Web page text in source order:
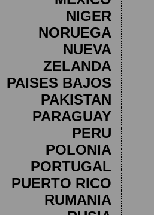
NIGER
NORUEGA
NUEVA
ZELANDA
PAISES BAJOS
PAKISTAN
PARAGUAY
PERU
POLONIA
PORTUGAL
PUERTO RICO
RUMANIA